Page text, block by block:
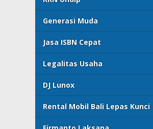
Generasi Muda
Jasa ISBN Cepat
Legalitas Usaha
DJ Lunox
Rental Mobil Bali Lepas Kunci